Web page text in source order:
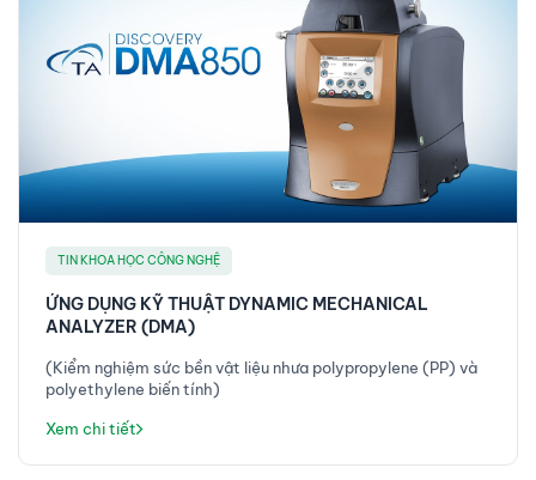
TIN KHOA HỌC CÔNG NGHỆ
ỨNG DỤNG KỸ THUẬT DYNAMIC MECHANICAL
ANALYZER (DMA)
(Kiểm nghiệm sức bền vật liệu nhưa polypropylene (PP) và
polyethylene biến tính)
Xem chi tiết